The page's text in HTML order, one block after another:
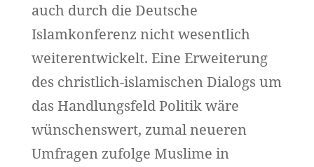
auch durch die Deutsche
Islamkonferenz nicht wesentlich
weiterentwickelt. Eine Erweiterung
des christlich-islamischen Dialogs um
das Handlungsfeld Politik wäre
wünschenswert, zumal neueren
Umfragen zufolge Muslime in